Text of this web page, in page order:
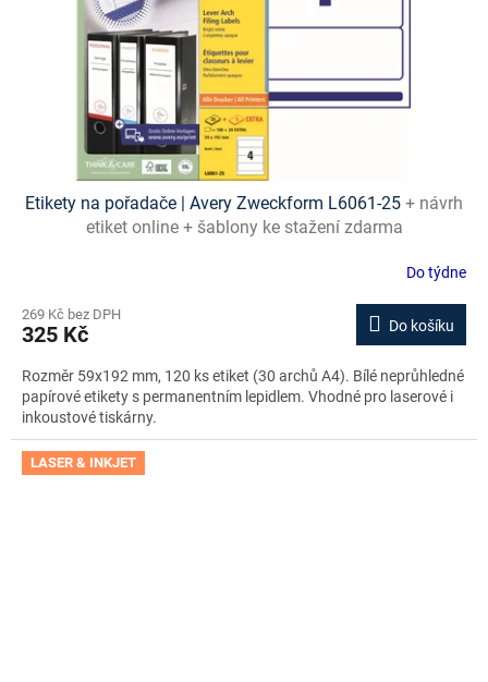
Etikety na pořadače | Avery Zweckform L6061-25 + návrh
etiket online + šablony ke stažení zdarma
Do týdne
269 Kč bez DPH
325 Kč Do košíku
Rozměr 59x192 mm, 120 ks etiket (30 archů A4). Bílé neprůhledné
papírové etikety s permanentním lepidlem. Vhodné pro laserové i
inkoustové tiskárny.
LASER & INKJET